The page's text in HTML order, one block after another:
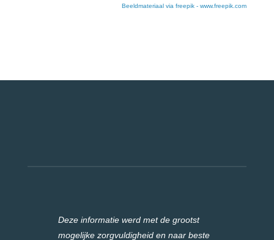
Beeldmateriaal via freepik - www.freepik.com
Deze informatie werd met de grootst
mogelijke zorgvuldigheid en naar beste